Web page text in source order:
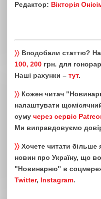
Редактор: Вікторія
〉〉 Вподобали статтю?
100, 200 грн. для
Наші рахунки – тут.
〉〉 Кожен читач
налаштувати
суму через сервіс
Ми виправдовуємо
〉〉 Хочете читати більше
новин про Україну, що
"Новинарню" в
Twitter, Instagram.